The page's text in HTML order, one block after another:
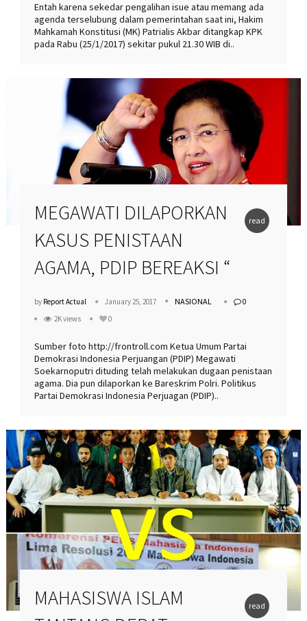
Entah karena sekedar pengalihan isue atau memang ada
agenda terselubung dalam pemerintahan saat ini, Hakim
Mahkamah Konstitusi (MK) Patrialis Akbar ditangkap KPK
pada Rabu (25/1/2017) sekitar pukul 21.30 WIB di..
read
MEGAWATI DILAPORKAN
KASUS PENISTAAN
AGAMA, PDIP BEREAKSI “
by Report Actual January 25, 2017 NASIONAL
0
2K views
0
Sumber foto http://frontroll.com Ketua Umum Partai
Demokrasi Indonesia Perjuangan (PDIP) Megawati
Soekarnoputri dituding telah melakukan dugaan penistaan
agama. Dia pun dilaporkan ke Bareskrim Polri. Politikus
Partai Demokrasi Indonesia Perjuagan (PDIP)..
read
MAHASISWA ISLAM